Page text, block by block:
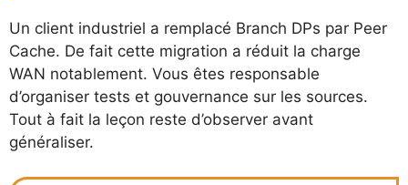
Un client industriel a remplacé Branch DPs par Peer
Cache. De fait cette migration a réduit la charge
WAN notablement. Vous êtes responsable
d’organiser tests et gouvernance sur les sources.
Tout à fait la leçon reste d’observer avant
généraliser.